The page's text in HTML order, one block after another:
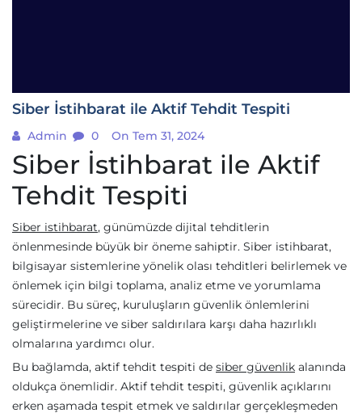
Siber İstihbarat ile Aktif Tehdit Tespiti
Admin 0 On Tem 31, 2024
Siber İstihbarat ile Aktif
Tehdit Tespiti
Siber istihbarat, günümüzde dijital tehditlerin
önlenmesinde büyük bir öneme sahiptir. Siber istihbarat,
bilgisayar sistemlerine yönelik olası tehditleri belirlemek ve
önlemek için bilgi toplama, analiz etme ve yorumlama
sürecidir. Bu süreç, kuruluşların güvenlik önlemlerini
geliştirmelerine ve siber saldırılara karşı daha hazırlıklı
olmalarına yardımcı olur.
Bu bağlamda, aktif tehdit tespiti de siber güvenlik alanında
oldukça önemlidir. Aktif tehdit tespiti, güvenlik açıklarını
erken aşamada tespit etmek ve saldırılar gerçekleşmeden